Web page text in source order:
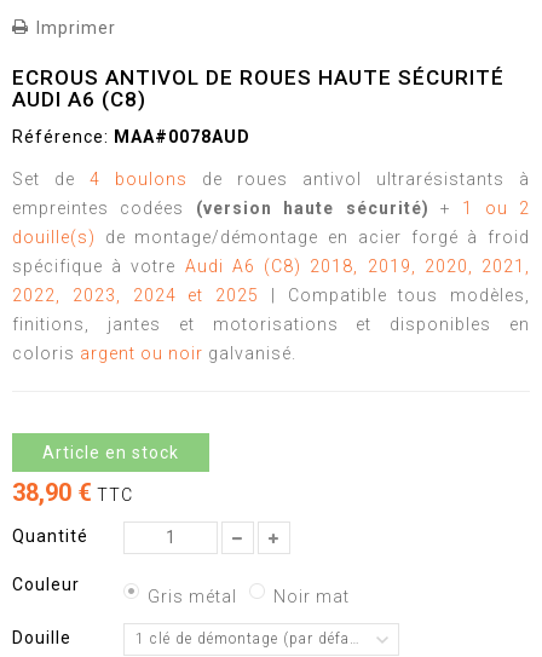
Imprimer
ECROUS ANTIVOL DE ROUES HAUTE SÉCURITÉ
AUDI A6 (C8)
Référence: MAA#0078AUD
Set de 4 boulons
de roues antivol ultrarésistants à
empreintes codées (version haute sécurité) + 1 ou 2
douille(s)
de montage/démontage en acier forgé à froid
spécifique à votre Audi A6 (C8) 2018, 2019, 2020, 2021,
2022, 2023, 2024 et 2025
| Compatible tous modèles,
finitions, jantes et motorisations et disponibles en
coloris argent ou noir galvanisé.
Article en stock
38,90 € TTC
Quantité
Couleur
Gris métal Noir mat
Douille 1 clé de démontage (par défaut)